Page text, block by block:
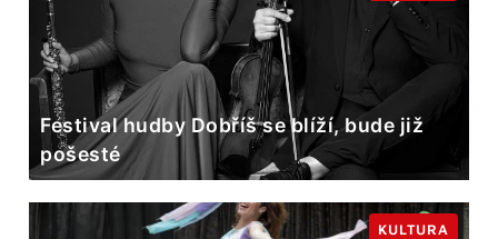
Festival hudby Dobříš se blíží, bude již
pošesté
KULTURA